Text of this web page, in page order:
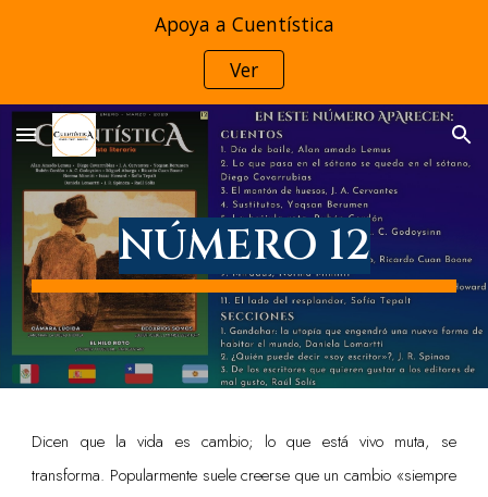
Skip to main content
Apoya a Cuentística
Ver
NÚMERO 12
Dicen que la vida es cambio; lo que está vivo muta, se
transforma. Popularmente suele creerse que un cambio «siempre